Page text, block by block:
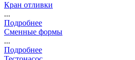
Кран отливки
...
Подробнее
Сменные формы
...
Подробнее